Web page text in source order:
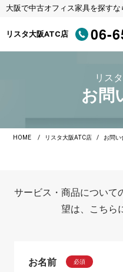
大阪で中古オフィス家具を探す
リスタ大阪ATC店
06-
リス
お問
HOME リスタ大阪ATC店 お問い
サービス・商品について
望は、こちら
お名前 必須